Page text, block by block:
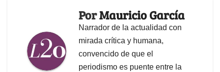
PorMauricio García
Narrador de la actualidad con
mirada crítica y humana,
convencido de que el
periodismo es puente entre la